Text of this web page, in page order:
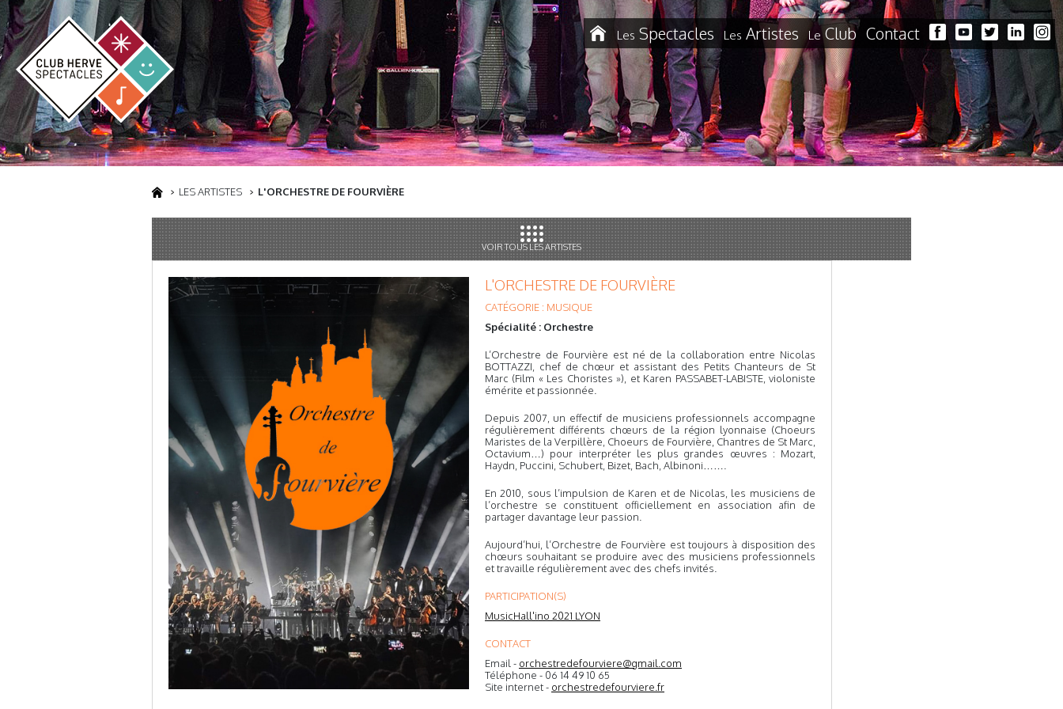
Les Spectacles Les Artistes LeClub Contact
LES ARTISTES L'ORCHESTRE DE FOURVIÈRE
VOIR TOUS LES ARTISTES
L'ORCHESTRE DE FOURVIÈRE
CATÉGORIE : MUSIQUE
Spécialité : Orchestre
L’Orchestre de Fourvière est né de la collaboration entre Nicolas
BOTTAZZI, chef de chœur et assistant des Petits Chanteurs de St
Marc (Film « Les Choristes »), et Karen PASSABET-LABISTE, violoniste
émérite et passionnée.
Depuis 2007, un effectif de musiciens professionnels accompagne
régulièrement différents chœurs de la région lyonnaise (Choeurs
Maristes de la Verpillère, Choeurs de Fourvière, Chantres de St Marc,
Octavium…) pour interpréter les plus grandes œuvres : Mozart,
Haydn, Puccini, Schubert, Bizet, Bach, Albinoni…….
En 2010, sous l’impulsion de Karen et de Nicolas, les musiciens de
l’orchestre se constituent officiellement en association afin de
partager davantage leur passion.
Aujourd’hui, l’Orchestre de Fourvière est toujours à disposition des
chœurs souhaitant se produire avec des musiciens professionnels
et travaille régulièrement avec des chefs invités.
PARTICIPATION(S)
MusicHall'ino 2021 LYON
CONTACT
Email - orchestredefourviere@gmail.com
Téléphone - 06 14 49 10 65
Site internet - orchestredefourviere.fr